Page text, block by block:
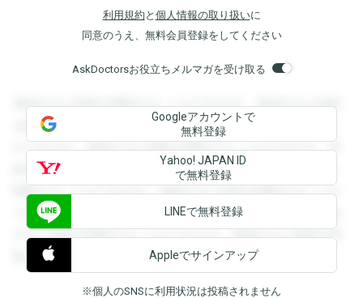
利用規約 と 個人情報の取り扱いに
同意のうえ、無料会員登録をしてください
AskDoctorsお役立ちメルマガを受け取る
登録すると回答を閲覧することができます。登録すると回答
を閲覧することができます。登録すると回答を閲覧すること
ができます。登録すると回答を閲覧することができます。登
録すると回答を閲覧することができます。登録すると回答を
閲覧することができます。登録すると回答を閲覧することが
できます。登録すると回答を閲覧することができます。登録
すると回答を閲覧することができます。登録すると回答を閲
覧することができます。
Googleアカウントで
無料登録
Yahoo! JAPAN ID
で無料登録
LINEで無料登録
Appleでサインアップ
※個人のSNSに利用状況は投稿されません